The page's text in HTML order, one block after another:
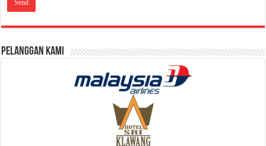
Pelanggan Kami